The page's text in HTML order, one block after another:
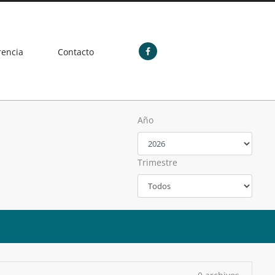
Contacto
Año
Trimestre